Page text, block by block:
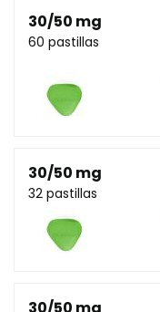
30/50 mg
60 pastillas
30/50 mg
32 pastillas
30/50 mg